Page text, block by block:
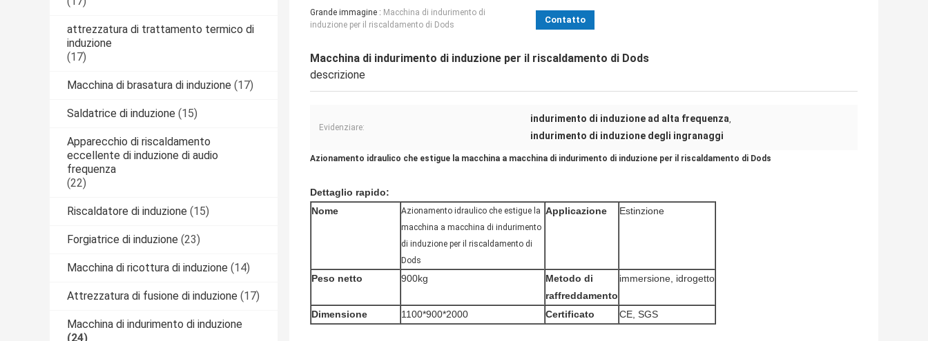
attrezzatura di trattamento termico di
induzione
(17)
Macchina di brasatura di induzione (17)
Saldatrice di induzione (15)
Apparecchio di riscaldamento
eccellente di induzione di audio
frequenza
(22)
Riscaldatore di induzione (15)
Forgiatrice di induzione (23)
Macchina di ricottura di induzione (14)
Attrezzatura di fusione di induzione (17)
Macchina di indurimento di induzione
(24)
Grande immagine : Macchina di indurimento di
induzione per il riscaldamento di Dods
Contatto
Macchina di indurimento di induzione per il riscaldamento di Dods
descrizione
Evidenziare:
indurimento di induzione ad alta frequenza,
indurimento di induzione degli ingranaggi
Azionamento idraulico che estigue la macchina a macchina di indurimento di induzione per il riscaldamento di Dods
Dettaglio rapido:
Nome
Azionamento idraulico che estigue la
macchina a macchina di indurimento
di induzione per il riscaldamento di
Dods
Applicazione Estinzione
Peso netto 900kg
Metodo di
raffreddamento
immersione, idrogetto
Dimensione 1100*900*2000 Certificato CE, SGS